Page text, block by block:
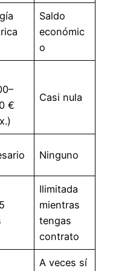
Saldo
económic
o
€
Casi nula
Ninguno
Ilimitada
mientras
tengas
contrato
A veces sí